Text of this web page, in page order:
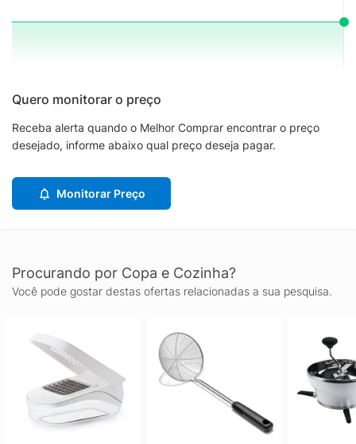
Quero monitorar o preço
Receba alerta quando o Melhor Comprar encontrar o preço
desejado, informe abaixo qual preço deseja pagar.
Monitorar Preço
Procurando por Copa e Cozinha?
Você pode gostar destas ofertas relacionadas a sua pesquisa.